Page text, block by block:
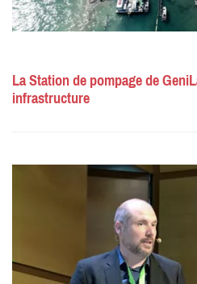
La Station de pompage de
infrastructure